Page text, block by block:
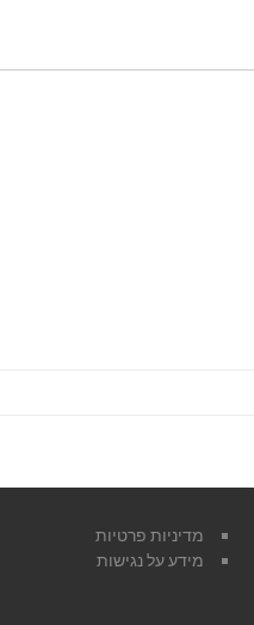
מדיניות פרטיות
מידע על נגישות